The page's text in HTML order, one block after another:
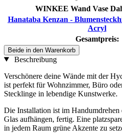
WINKEE Wand Vase
Hanataba Kenzan -
Acryl
Gesamtpreis:
Beide in den Warenkorb
Beschreibung
Verschönere deine Wände mit der
ist perfekt für Wohnzimmer, Büro
Stecklinge in lebendige Kunstwerke.
Die Installation ist im Handumdrehen
Glas aufhängen, fertig. Eine
in jedem Raum grüne Akzente zu